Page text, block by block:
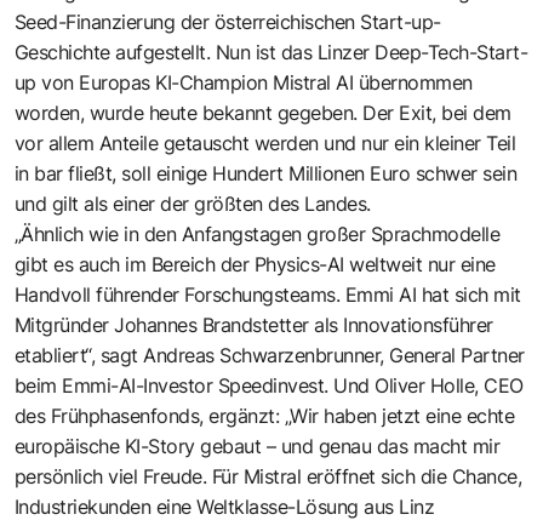
Seed-Finanzierung der österreichischen Start-up-
Geschichte aufgestellt. Nun ist das Linzer Deep-Tech-Start-
up von Europas KI-Champion Mistral AI übernommen
worden, wurde heute bekannt gegeben. Der Exit, bei dem
vor allem Anteile getauscht werden und nur ein kleiner Teil
in bar fließt, soll einige Hundert Millionen Euro schwer sein
und gilt als einer der größten des Landes.
„Ähnlich wie in den Anfangstagen großer Sprachmodelle
gibt es auch im Bereich der Physics-AI weltweit nur eine
Handvoll führender Forschungsteams. Emmi AI hat sich mit
Mitgründer Johannes Brandstetter als Innovationsführer
etabliert“, sagt Andreas Schwarzenbrunner, General Partner
beim Emmi-AI-Investor Speedinvest. Und Oliver Holle, CEO
des Frühphasenfonds, ergänzt: „Wir haben jetzt eine echte
europäische KI-Story gebaut – und genau das macht mir
persönlich viel Freude. Für Mistral eröffnet sich die Chance,
Industriekunden eine Weltklasse-Lösung aus Linz